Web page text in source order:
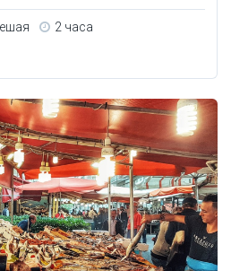
2 часа